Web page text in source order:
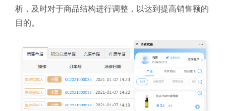
析，及时对于商品结构进行调整，以达到提高销售额的
目的。